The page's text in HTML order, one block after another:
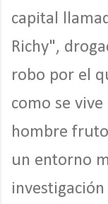
capital
Richy",
robo por el
como se
hombre
un entorno